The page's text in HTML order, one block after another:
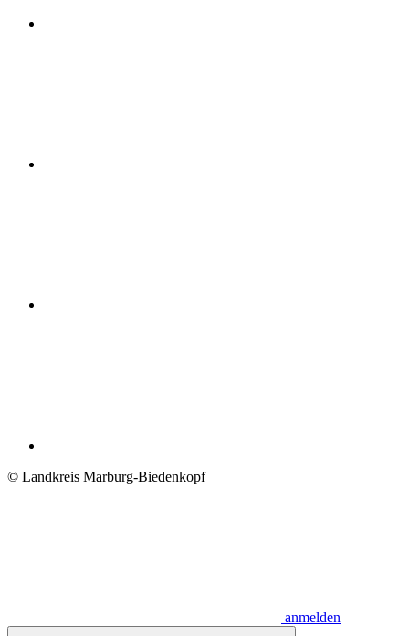
© Landkreis Marburg-Biedenkopf
anmelden